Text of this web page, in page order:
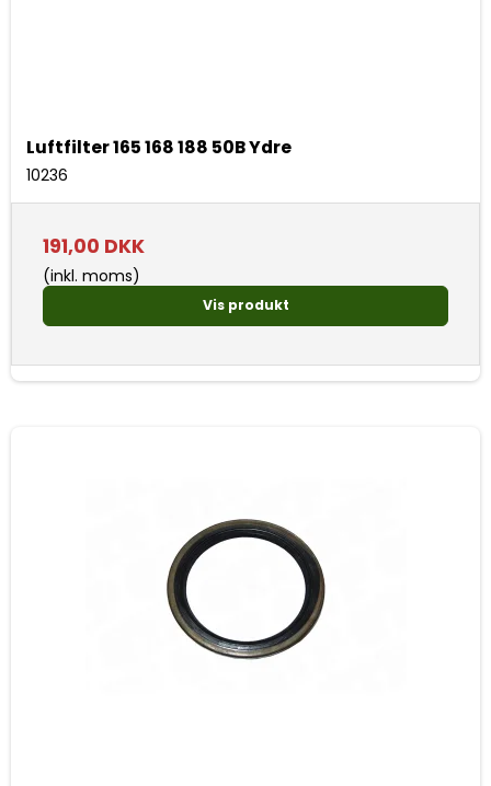
Luftfilter 165 168 188 50B Ydre
10236
191,00 DKK
(inkl. moms)
Vis produkt